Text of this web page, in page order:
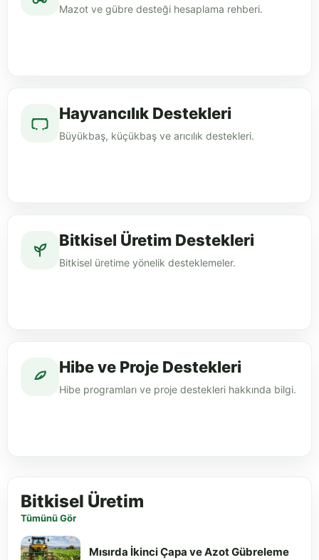
Mazot ve gübre desteği hesaplama rehberi.
Hayvancılık Destekleri
Büyükbaş, küçükbaş ve arıcılık destekleri.
Bitkisel Üretim Destekleri
Bitkisel üretime yönelik desteklemeler.
Hibe ve Proje Destekleri
Hibe programları ve proje destekleri hakkında bilgi.
Bitkisel Üretim
Tümünü Gör
Mısırda İkinci Çapa ve Azot Gübreleme